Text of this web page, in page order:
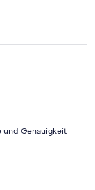
und Genauigkeit